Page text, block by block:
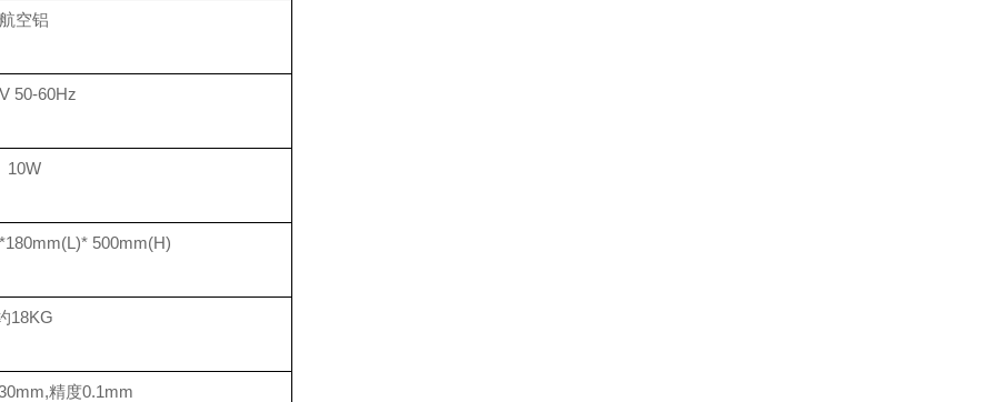
航空铝
50-60Hz
10W
500mm(H)
18KG
精度0.1mm